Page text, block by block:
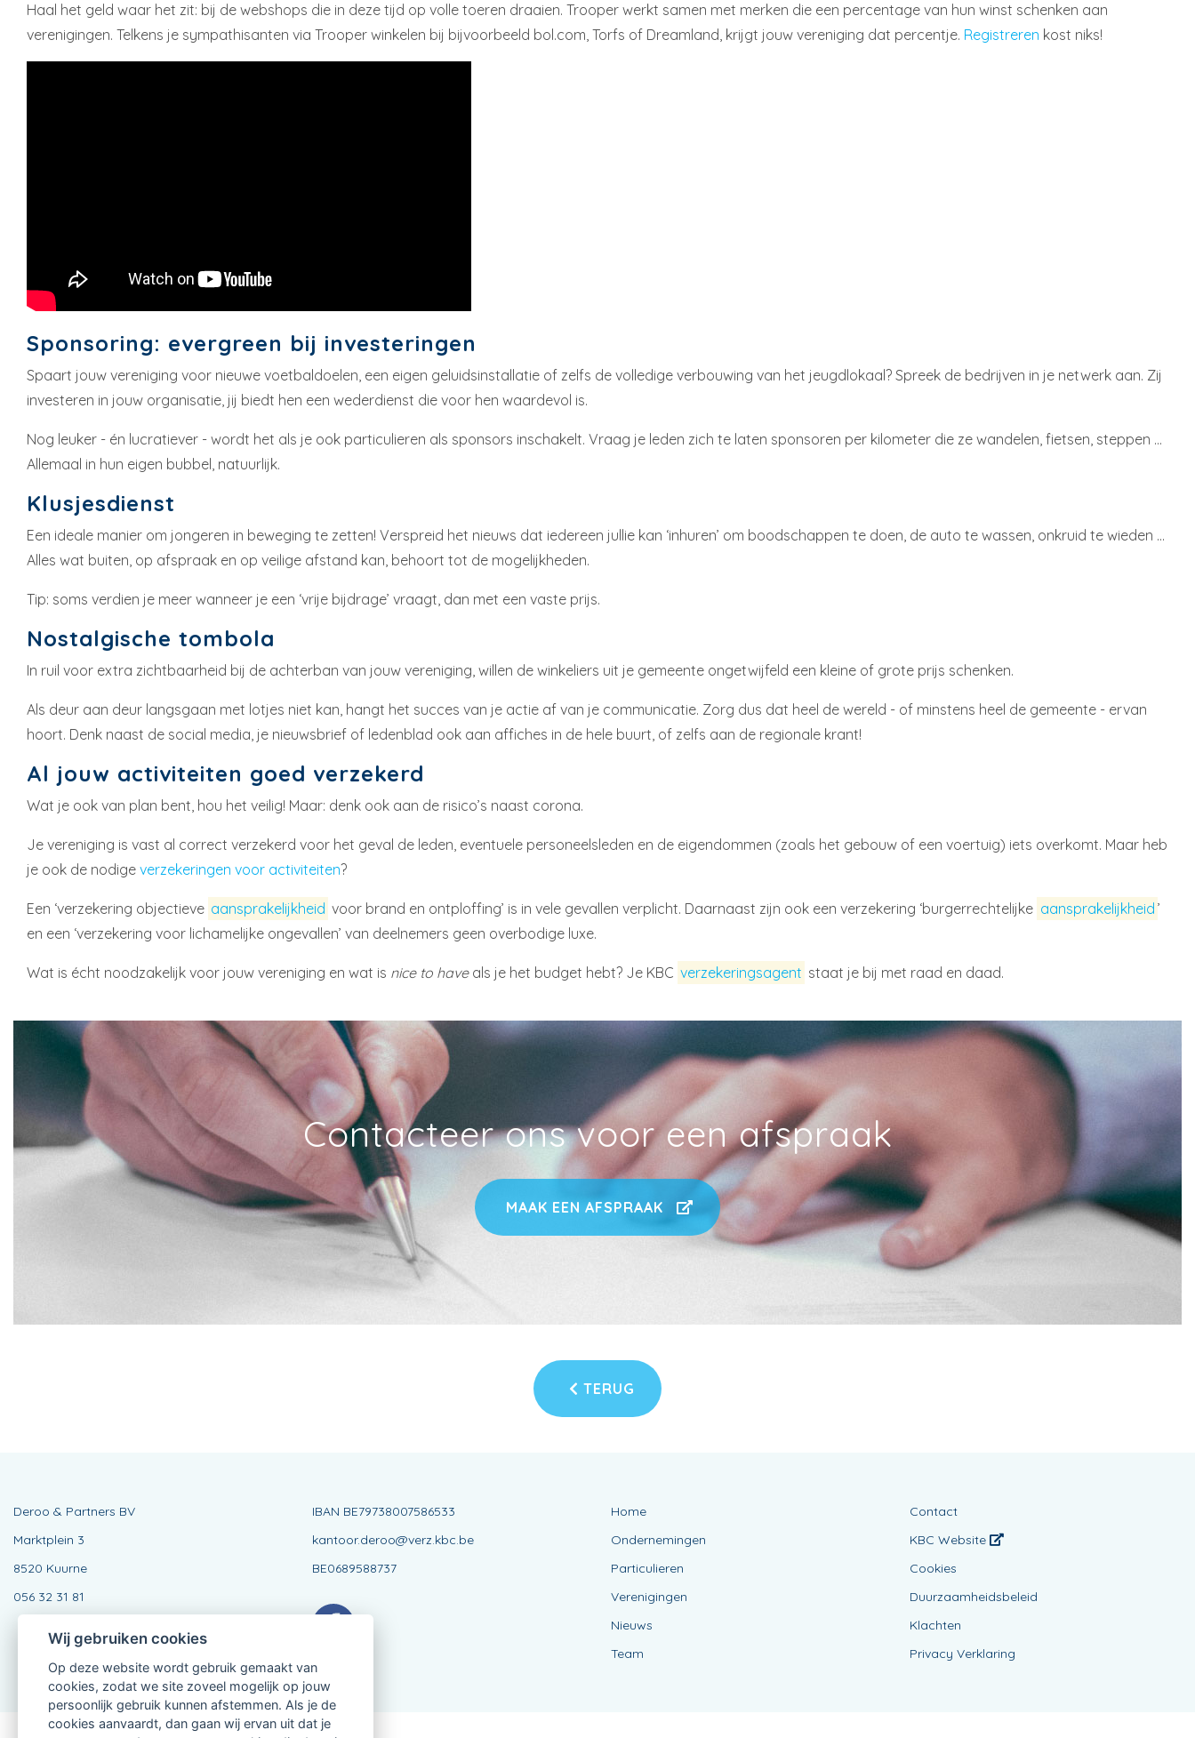
Haal het geld waar het zit: bij de webshops die in deze tijd op volle toeren draaien. Trooper werkt samen met merken die een percentage van hun winst schenken aan
verenigingen. Telkens je sympathisanten via Trooper winkelen bij bijvoorbeeld bol.com, Torfs of Dreamland, krijgt jouw vereniging dat percentje. Registreren kost niks!
Sponsoring: evergreen bij investeringen
Spaart jouw vereniging voor nieuwe voetbaldoelen, een eigen geluidsinstallatie of zelfs de volledige verbouwing van het jeugdlokaal? Spreek de bedrijven in je netwerk aan. Zij
investeren in jouw organisatie, jij biedt hen een wederdienst die voor hen waardevol is.
Nog leuker - én lucratiever - wordt het als je ook particulieren als sponsors inschakelt. Vraag je leden zich te laten sponsoren per kilometer die ze wandelen, fietsen, steppen …
Allemaal in hun eigen bubbel, natuurlijk.
Klusjesdienst
Een ideale manier om jongeren in beweging te zetten! Verspreid het nieuws dat iedereen jullie kan ‘inhuren’ om boodschappen te doen, de auto te wassen, onkruid te wieden ...
Alles wat buiten, op afspraak en op veilige afstand kan, behoort tot de mogelijkheden.
Tip: soms verdien je meer wanneer je een ‘vrije bijdrage’ vraagt, dan met een vaste prijs.
Nostalgische tombola
In ruil voor extra zichtbaarheid bij de achterban van jouw vereniging, willen de winkeliers uit je gemeente ongetwijfeld een kleine of grote prijs schenken.
Als deur aan deur langsgaan met lotjes niet kan, hangt het succes van je actie af van je communicatie. Zorg dus dat heel de wereld - of minstens heel de gemeente - ervan
hoort. Denk naast de social media, je nieuwsbrief of ledenblad ook aan affiches in de hele buurt, of zelfs aan de regionale krant!
Al jouw activiteiten goed verzekerd
Wat je ook van plan bent, hou het veilig! Maar: denk ook aan de risico’s naast corona.
Je vereniging is vast al correct verzekerd voor het geval de leden, eventuele personeelsleden en de eigendommen (zoals het gebouw of een voertuig) iets overkomt. Maar heb
je ook de nodige verzekeringen voor activiteiten?
Een ‘verzekering objectieve aansprakelijkheid voor brand en ontploffing’ is in vele gevallen verplicht. Daarnaast zijn ook een verzekering ‘burgerrechtelijke aansprakelijkheid ’
en een ‘verzekering voor lichamelijke ongevallen’ van deelnemers geen overbodige luxe.
Wat is écht noodzakelijk voor jouw vereniging en wat is nice to haveals je het budget hebt? Je KBC verzekeringsagent staat je bij met raad en daad.
Contacteer ons voor een afspraak
MAAK EEN AFSPRAAK
TERUG
Deroo & Partners BV
Marktplein 3
8520 Kuurne
056 32 31 81
IBAN BE79738007586533
kantoor.deroo@verz.kbc.be
BE0689588737
Home
Ondernemingen
Particulieren
Verenigingen
Nieuws
Team
Contact
KBC Website
Cookies
Duurzaamheidsbeleid
Klachten
Privacy Verklaring
Wij gebruiken cookies
Op deze website wordt gebruik gemaakt van
cookies, zodat we site zoveel mogelijk op jouw
persoonlijk gebruik kunnen afstemmen. Als je de
cookies aanvaardt, dan gaan wij ervan uit dat je